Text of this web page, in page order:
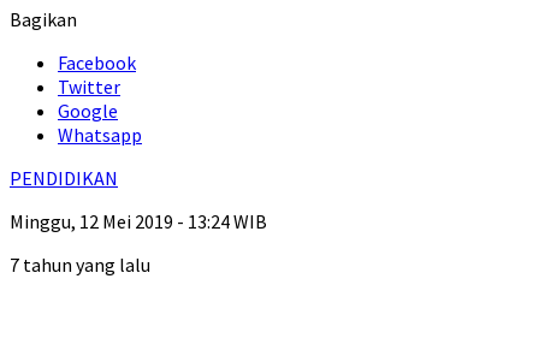
Bagikan
Facebook
Twitter
Google
Whatsapp
PENDIDIKAN
Minggu, 12 Mei 2019 - 13:24 WIB
7 tahun yang lalu